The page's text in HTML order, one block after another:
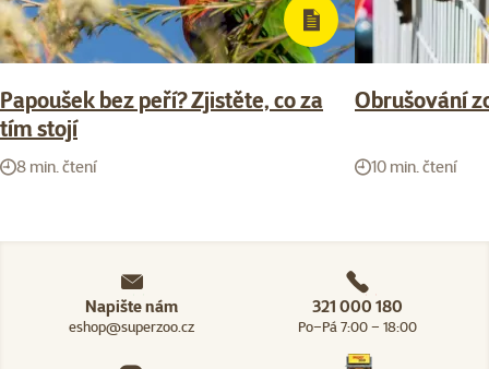
Papoušek bez peří? Zjistěte, co za
tím stojí
8 min. čtení
Obrušování
10 min. čtení
Napište nám
eshop@superzoo.cz
321 000 180
Po–Pá 7:00 – 18:00